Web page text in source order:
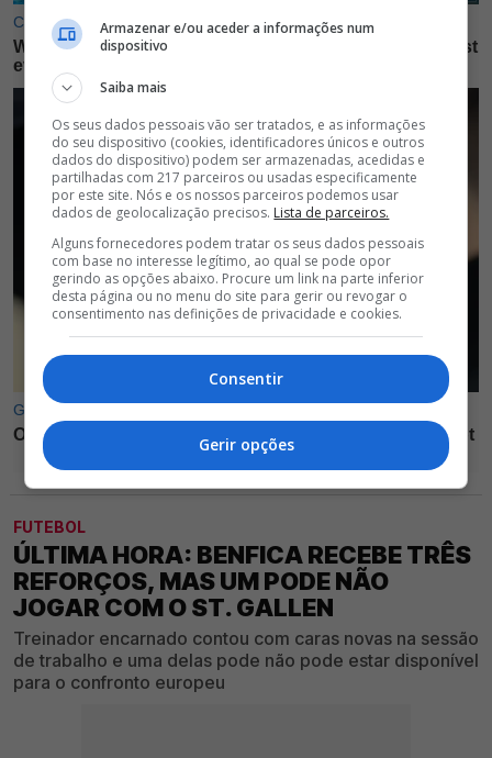
FUTEBOL
ÚLTIMA HORA: BENFICA RECEBE TRÊS
REFORÇOS, MAS UM PODE NÃO
JOGAR COM O ST. GALLEN
Treinador encarnado contou com caras novas na sessão
de trabalho e uma delas pode não pode estar disponível
para o confronto europeu
Armazenar e/ou aceder a informações num
dispositivo
Saiba mais
Os seus dados pessoais vão ser tratados, e as informações
do seu dispositivo (cookies, identificadores únicos e outros
dados do dispositivo) podem ser armazenadas, acedidas e
partilhadas com 217 parceiros ou usadas especificamente
por este site. Nós e os nossos parceiros podemos usar
dados de geolocalização precisos. Lista de parceiros.
Alguns fornecedores podem tratar os seus dados pessoais
com base no interesse legítimo, ao qual se pode opor
gerindo as opções abaixo. Procure um link na parte inferior
desta página ou no menu do site para gerir ou revogar o
consentimento nas definições de privacidade e cookies.
Consentir
Gerir opções